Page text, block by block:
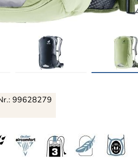
99628279